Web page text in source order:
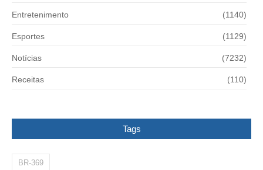
Entretenimento (1140)
Esportes (1129)
Notícias (7232)
Receitas (110)
Tags
BR-369